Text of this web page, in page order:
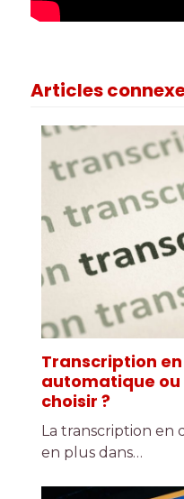
Articles
Transcription
automatique ou
choisir ?
La transcription en
en plus dans…